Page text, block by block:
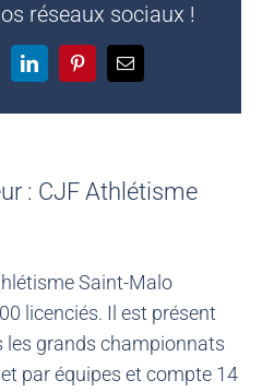
réseaux sociaux !
LinkedInPinterestEmail
: CJF Athlétisme
Saint-Malo
licenciés. Il est présent
les grands championnats
par équipes et compte 14